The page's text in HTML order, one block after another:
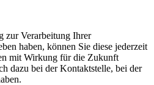
zur Verarbeitung Ihrer
haben, können Sie diese jederzeit
mit Wirkung für die Zukunft
dazu bei der Kontaktstelle, bei der